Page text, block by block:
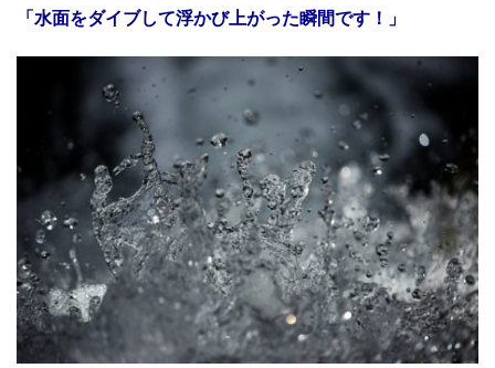
「水面をダイブして浮かび上がった瞬間です！」